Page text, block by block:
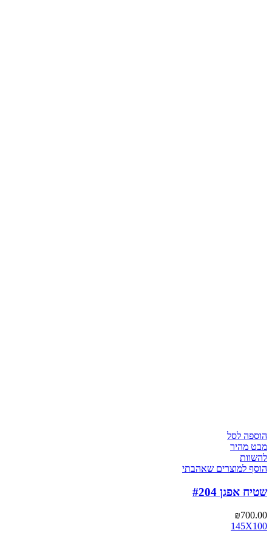
הוספה לסל
מבט מהיר
להשוות
הוסף למוצרים שאהבתי
שטיח אפגן #204
₪700.00
145X100